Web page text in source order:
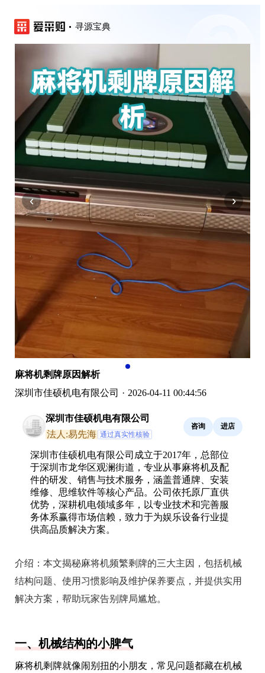
寻源宝典
‹ ›
麻将机剩牌原因解析
深圳市佳硕机电有限公司 · 2026-04-11 00:44:56
深圳市佳硕机电有限公司
法人:易先海 通过真实性核验
咨询 进店
深圳市佳硕机电有限公司成立于2017年，总部位
于深圳市龙华区观澜街道，专业从事麻将机及配
件的研发、销售与技术服务，涵盖普通牌、安装
维修、思维软件等核心产品。公司依托原厂直供
优势，深耕机电领域多年，以专业技术和完善服
务体系赢得市场信赖，致力于为娱乐设备行业提
供高品质解决方案。
介绍： 本文揭秘麻将机频繁剩牌的三大主因，包括机械
结构问题、使用习惯影响及维护保养要点，并提供实用
解决方案，帮助玩家告别牌局尴尬。
一、机械结构的小脾气
麻将机剩牌就像闹别扭的小朋友，常见问题都藏在机械